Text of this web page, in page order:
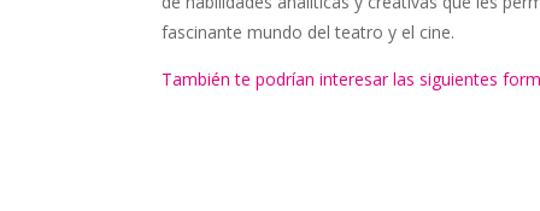
fascinante mundo del teatro y el cine.
También te podrían interesar las siguientes